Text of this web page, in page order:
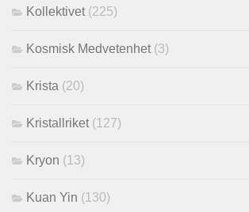
Kollektivet (225)
Kosmisk Medvetenhet (3)
Krista (20)
Kristallriket (127)
Kryon (13)
Kuan Yin (130)